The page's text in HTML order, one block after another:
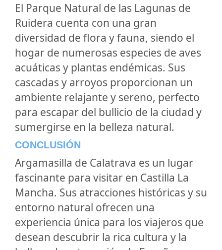
El Parque Natural de las Lagunas de
Ruidera cuenta con una gran
diversidad de flora y fauna, siendo el
hogar de numerosas especies de aves
acuáticas y plantas endémicas. Sus
cascadas y arroyos proporcionan un
ambiente relajante y sereno, perfecto
para escapar del bullicio de la ciudad y
sumergirse en la belleza natural.
CONCLUSIÓN
Argamasilla de Calatrava es un lugar
fascinante para visitar en Castilla La
Mancha. Sus atracciones históricas y su
entorno natural ofrecen una
experiencia única para los viajeros que
desean descubrir la rica cultura y la